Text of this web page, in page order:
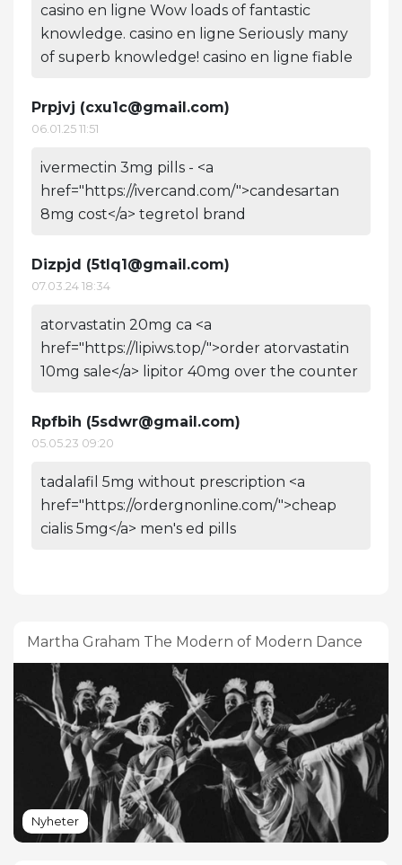
casino en ligne Wow loads of fantastic
knowledge. casino en ligne Seriously many
of superb knowledge! casino en ligne fiable
Prpjvj (cxu1c@gmail.com)
06.01.25 11:51
ivermectin 3mg pills - <a
href="https://ivercand.com/">candesartan
8mg cost</a> tegretol brand
Dizpjd (5tlq1@gmail.com)
07.03.24 18:34
atorvastatin 20mg ca <a
href="https://lipiws.top/">order atorvastatin
10mg sale</a> lipitor 40mg over the counter
Rpfbih (5sdwr@gmail.com)
05.05.23 09:20
tadalafil 5mg without prescription <a
href="https://ordergnonline.com/">cheap
cialis 5mg</a> men's ed pills
Martha Graham The Modern of Modern Dance
Nyheter